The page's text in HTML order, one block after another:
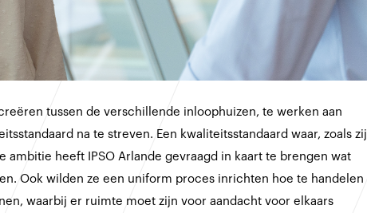
tussen de verschillende inloophuizen, te werken aan
na te streven. Een kwaliteitsstandaard waar, zoals zij
ambitie heeft IPSO Arlande gevraagd in kaart te brengen wat
Ook wilden ze een uniform proces inrichten hoe te handelen
waarbij er ruimte moet zijn voor aandacht voor elkaars